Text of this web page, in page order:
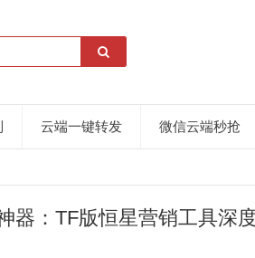
云端一键转发 微信云端秒抢
器：TF版恒星营销工具深